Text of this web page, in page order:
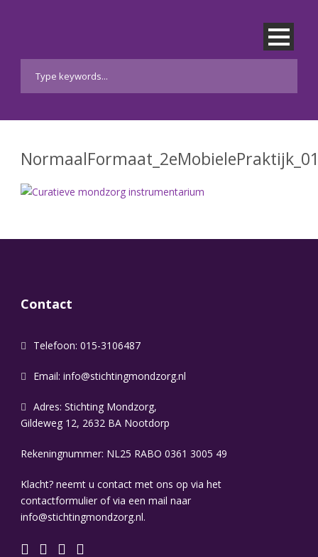
Contact
Telefoon: 015-3106487
Email: info@stichtingmondzorg.nl
Adres: Stichting Mondzorg,
Gildeweg 12, 2632 BA Nootdorp
Rekeningnummer: NL25 RABO 0361 3005 49
Klacht? neemt u contact met ons op via het
contactformulier of via een mail naar
info@stichtingmondzorg.nl.